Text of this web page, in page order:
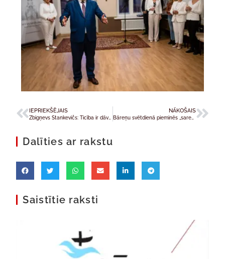
IEPRIEKŠĒJAIS
Zbigņevs Stankevičs: Ticība ir dāvana un katra personīgā izvēle
NĀKOŠAIS
Bāreņu svētdienā pieminēs „sarežģītos“ bērnus
Dalīties ar rakstu
Saistītie raksti